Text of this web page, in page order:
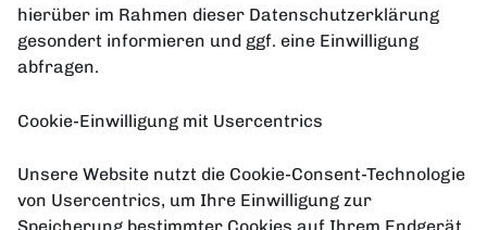
hierüber im Rahmen dieser Datenschutzerklärung
gesondert informieren und ggf. eine Einwilligung
abfragen.
Cookie-Einwilligung mit Usercentrics
Unsere Website nutzt die Cookie-Consent-Technologie
von Usercentrics, um Ihre Einwilligung zur